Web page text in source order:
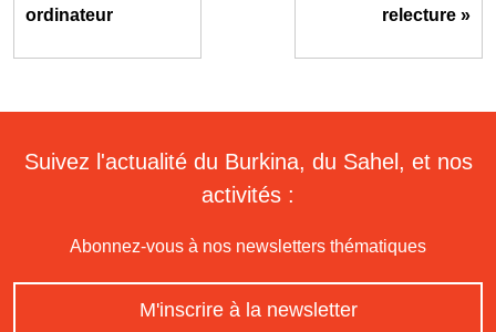
ordinateur
relecture »
Suivez l'actualité du Burkina, du Sahel, et nos
activités :
Abonnez-vous à nos newsletters thématiques
M'inscrire à la newsletter